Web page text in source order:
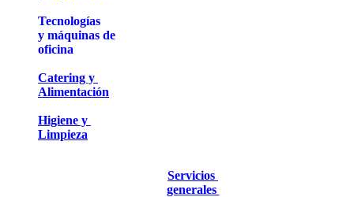
Tecnologías
y máquinas de
oficina
Catering y
Alimentación
Higiene y
Limpieza
Servicios
generales